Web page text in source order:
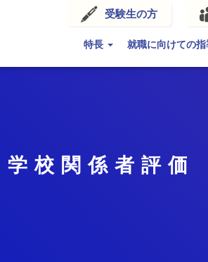
受験生の方
特長 就職に向けての指
学校関係者評価